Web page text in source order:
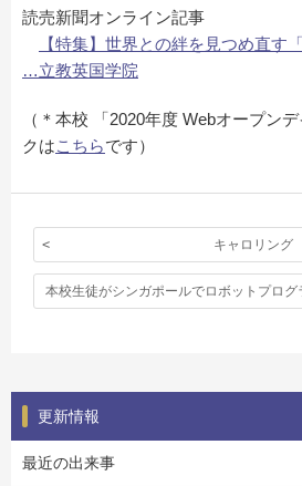
読売新聞オンライン記事
【特集】世界との絆を見つめ直す
…立教英国学院
（＊本校 「2020年度 Webオープン
クはこちらです）
キャロリング
更新情報
最近の出来事